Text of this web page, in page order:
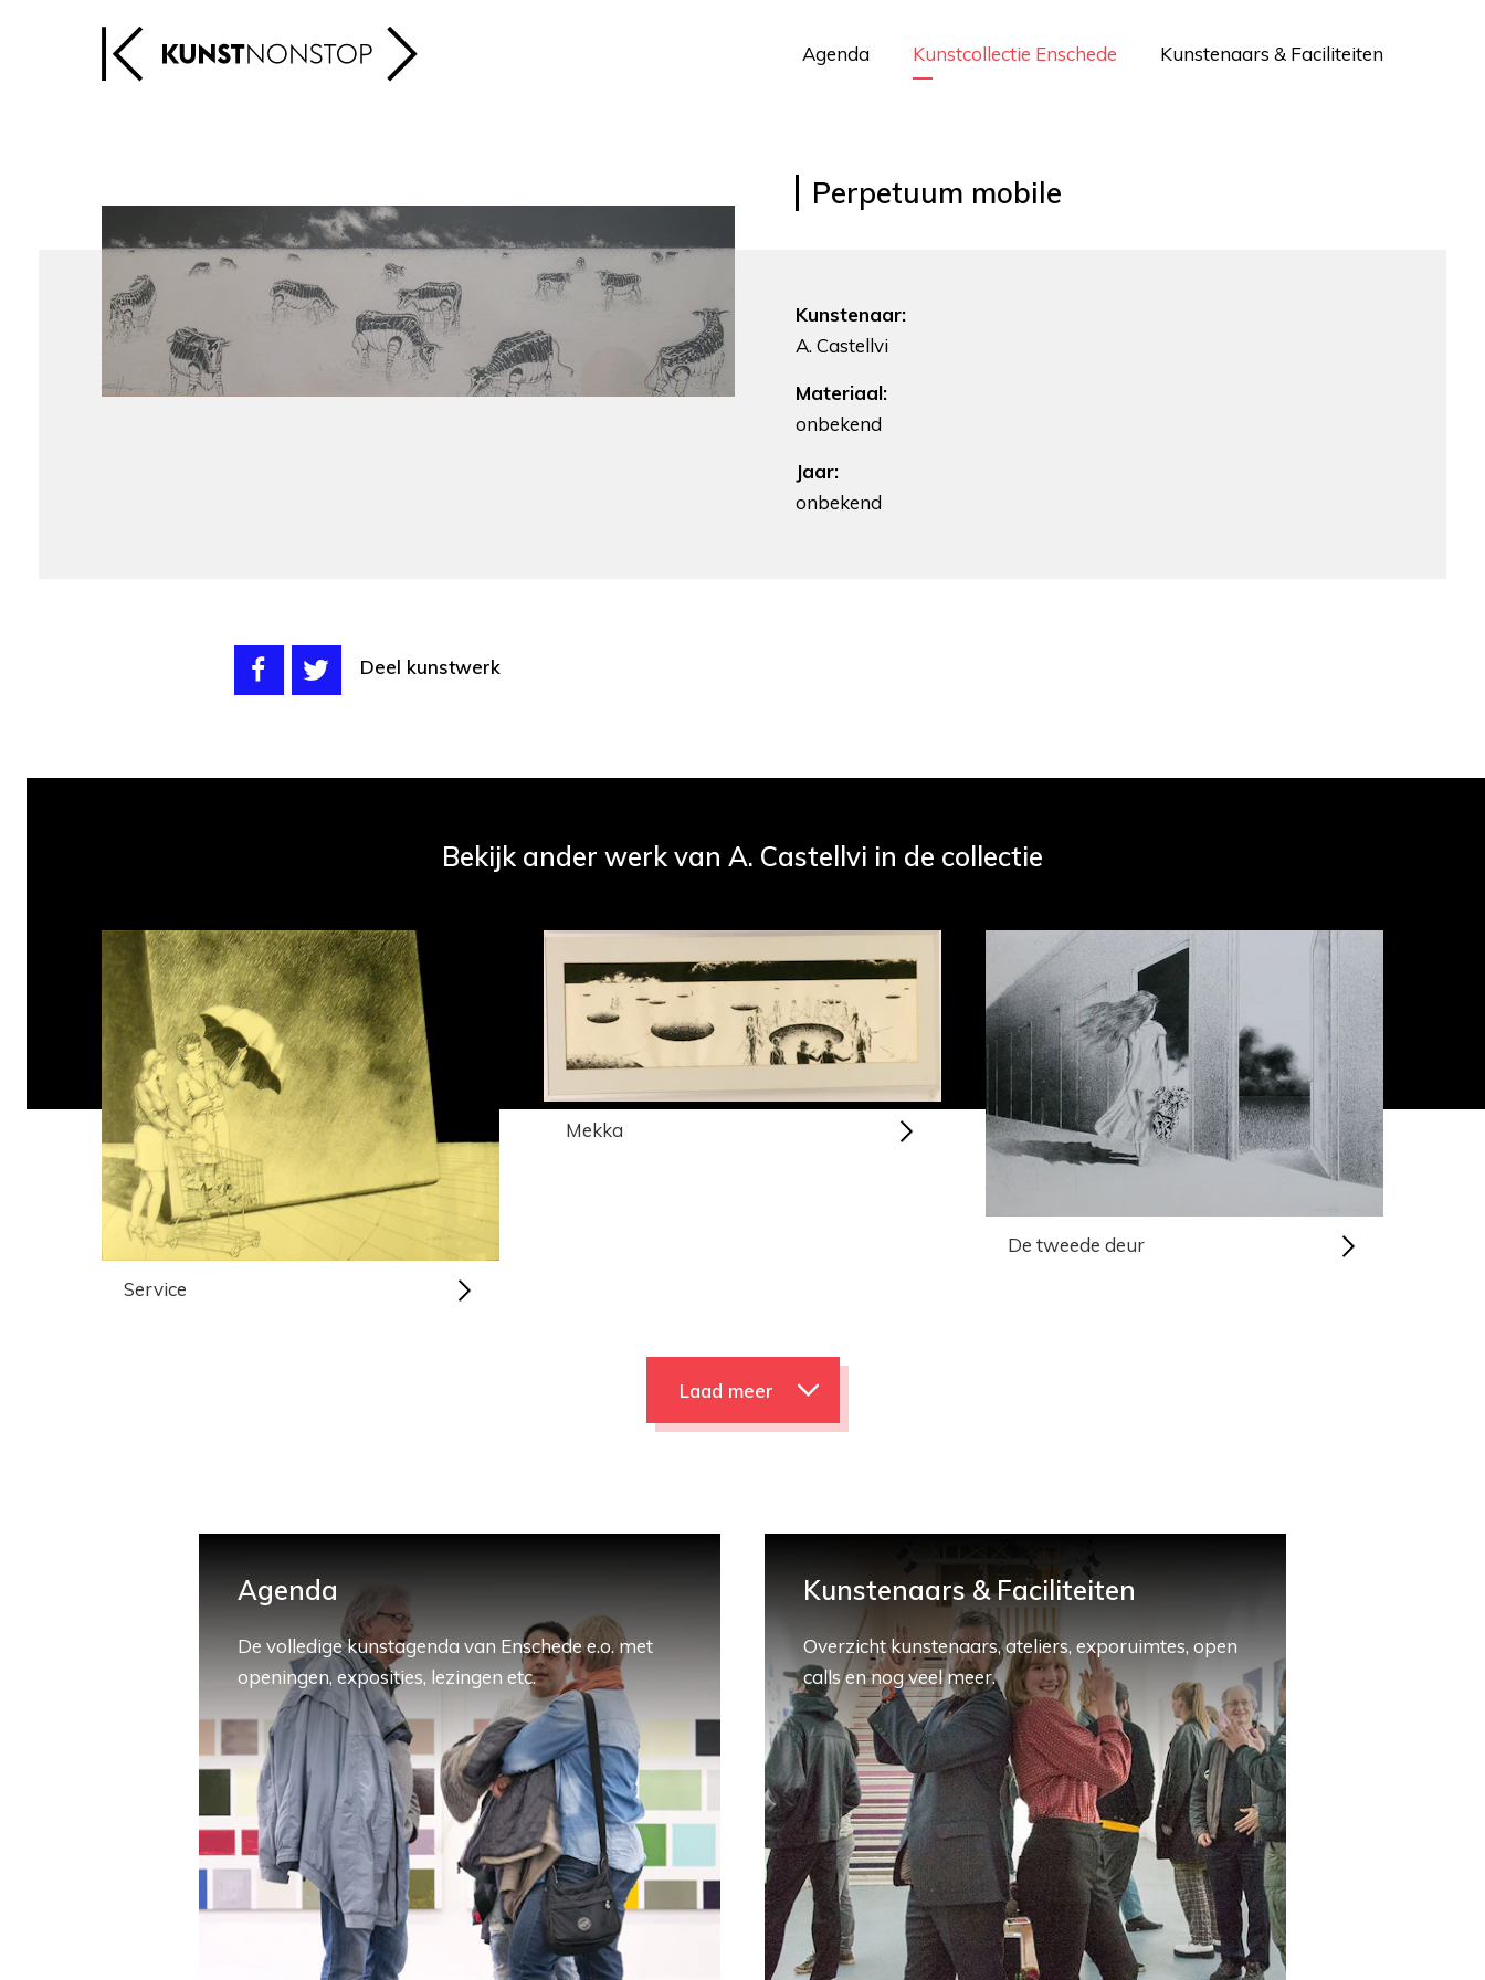
Agenda Kunstcollectie Enschede Kunstenaars & Faciliteiten
Perpetuum mobile
Kunstenaar:
A. Castellvi
Materiaal:
onbekend
Jaar:
onbekend
Deel kunstwerk
Bekijk ander werk van A. Castellvi in de collectie
Service
Mekka
De tweede deur
Laad meer
Agenda
De volledige kunstagenda van Enschede e.o. met
openingen, exposities, lezingen etc.
Kunstenaars & Faciliteiten
Overzicht kunstenaars, ateliers, exporuimtes, open
calls en nog veel meer.